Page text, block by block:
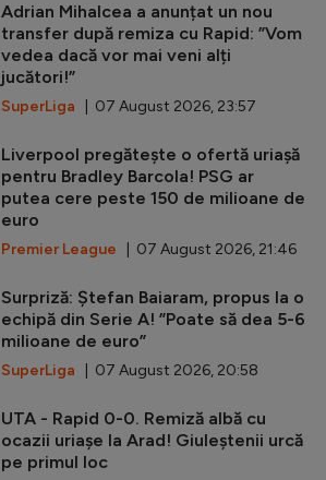
Adrian Mihalcea a anunțat un nou
transfer după remiza cu Rapid: ”Vom
vedea dacă vor mai veni alți
jucători!”
SuperLiga | 07 August 2026, 23:57
Liverpool pregătește o ofertă uriașă
pentru Bradley Barcola! PSG ar
putea cere peste 150 de milioane de
euro
Premier League | 07 August 2026, 21:46
Surpriză: Ștefan Baiaram, propus la o
echipă din Serie A! ”Poate să dea 5-6
milioane de euro”
SuperLiga | 07 August 2026, 20:58
UTA - Rapid 0-0. Remiză albă cu
ocazii uriașe la Arad! Giuleștenii urcă
pe primul loc